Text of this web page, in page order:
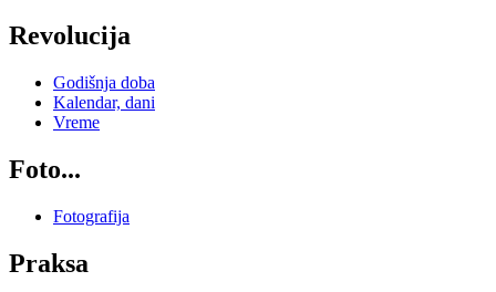
Revolucija
Godišnja doba
Kalendar, dani
Vreme
Foto...
Fotografija
Praksa